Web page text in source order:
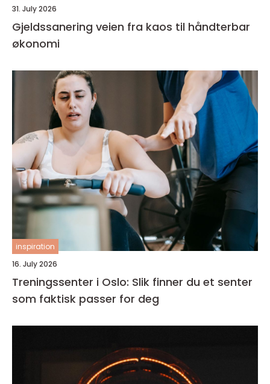
31. July 2026
Gjeldssanering veien fra kaos til håndterbar
økonomi
inspiration
16. July 2026
Treningssenter i Oslo: Slik finner du et senter
som faktisk passer for deg